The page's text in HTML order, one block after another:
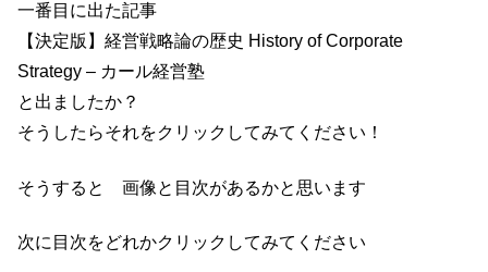
一番目に出た記事
【決定版】経営戦略論の歴史 History of Corporate
Strategy – カール経営塾
と出ましたか？
そうしたらそれをクリックしてみてください！
そうすると 画像と目次があるかと思います
次に目次をどれかクリックしてみてください